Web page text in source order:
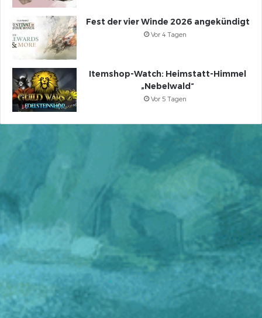
Fest der vier Winde 2026 angekündigt
Vor 4 Tagen
Itemshop-Watch: Heimstatt-Himmel
„Nebelwald“
Vor 5 Tagen